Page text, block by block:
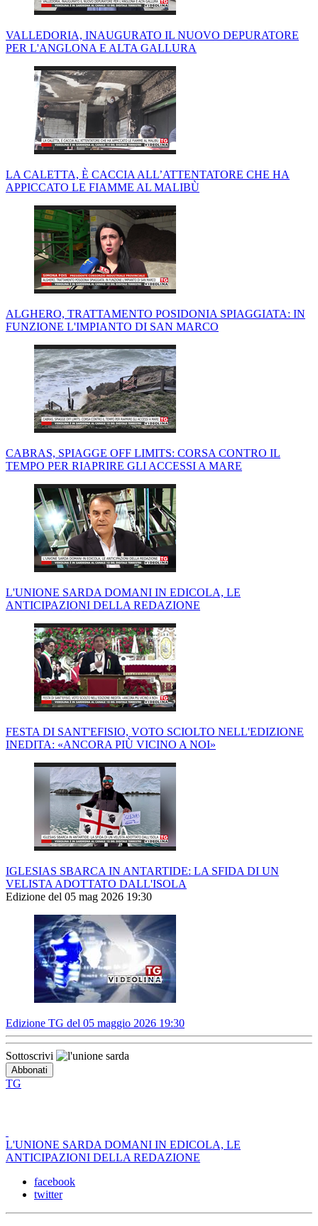
VALLEDORIA, INAUGURATO IL NUOVO DEPURATORE
PER L'ANGLONA E ALTA GALLURA
LA CALETTA, È CACCIA ALL’ATTENTATORE CHE HA
APPICCATO LE FIAMME AL MALIBÙ
ALGHERO, TRATTAMENTO POSIDONIA SPIAGGIATA: IN
FUNZIONE L'IMPIANTO DI SAN MARCO
CABRAS, SPIAGGE OFF LIMITS: CORSA CONTRO IL
TEMPO PER RIAPRIRE GLI ACCESSI A MARE
L'UNIONE SARDA DOMANI IN EDICOLA, LE
ANTICIPAZIONI DELLA REDAZIONE
FESTA DI SANT'EFISIO, VOTO SCIOLTO NELL'EDIZIONE
INEDITA: «ANCORA PIÙ VICINO A NOI»
IGLESIAS SBARCA IN ANTARTIDE: LA SFIDA DI UN
VELISTA ADOTTATO DALL'ISOLA
Edizione del 05 mag 2026 19:30
Edizione TG del 05 maggio 2026 19:30
Sottoscrivi
TG
L'UNIONE SARDA DOMANI IN EDICOLA, LE
ANTICIPAZIONI DELLA REDAZIONE
facebook
twitter